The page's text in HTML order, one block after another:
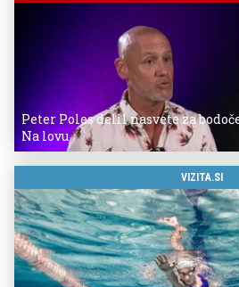
Peter Poles delil nasvete za
Na lovu
VIZITA.SI